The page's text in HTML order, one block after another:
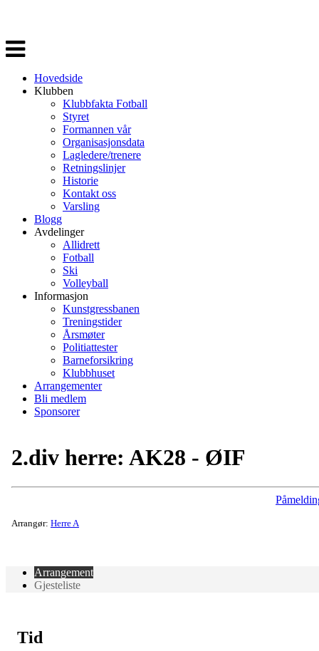
Veksle
navigasjon
Hovedside
Klubben
Klubbfakta Fotball
Styret
Formannen vår
Organisasjonsdata
Lagledere/trenere
Retningslinjer
Historie
Kontakt oss
Varsling
Blogg
Avdelinger
Allidrett
Fotball
Ski
Volleyball
Informasjon
Kunstgressbanen
Treningstider
Årsmøter
Politiattester
Barneforsikring
Klubbhuset
Arrangementer
Bli medlem
Sponsorer
2.div herre: AK28 - ØIF
Arrangør: Herre A
Arrangement
Gjesteliste
Tid